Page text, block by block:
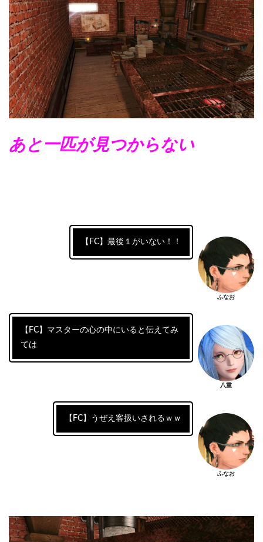
あと一匹が見つからない
【FC】最後１がいない！！
ふなお
【FC】マスターの心の中にいると伝えてみ
ては
八重
【FC】うぜえ客扱いされるｗｗ
ふなお